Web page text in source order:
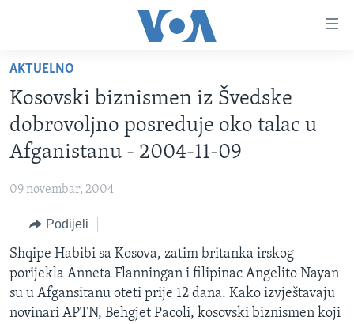
glavni
sadržaj
Pređi
na
glavnu
Idi
pretragu
TV PROGRAM
VIDEO
FOTOGRAFIJE DANA
SJEDINJENE AMERIČKE DRŽAVE
BOSNA I HERCEGOVINA
SVIJET
NAUKA I TEHNOLOGIJA
SPECIJALNI PROJEKTI
KORUPCIJA
SLOBODA MEDIJA
ŽENSKA STRANA
AKTUELNO
Kosovski biznismen iz Švedske
dobrovoljno posreduje oko talac u
Afganistanu - 2004-11-09
09 novembar, 2004
Podijeli
Shqipe Habibi sa Kosova, zatim britanka irskog
porijekla Anneta Flanningan i filipinac Angelito Nayan
su u Afgansitanu oteti prije 12 dana. Kako izvještavaju
novinari APTN, Behgjet Pacoli, kosovski biznismen koji